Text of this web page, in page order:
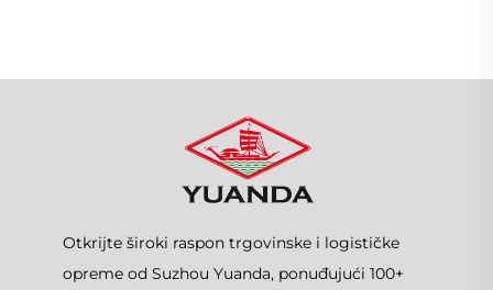
Otkrijte široki raspon trgovinske i logističke
opreme od Suzhou Yuanda, ponuđujući 100+